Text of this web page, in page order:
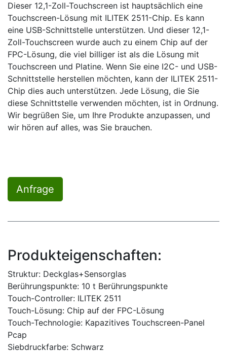
Dieser 12,1-Zoll-Touchscreen ist hauptsächlich eine
Touchscreen-Lösung mit ILITEK 2511-Chip. Es kann
eine USB-Schnittstelle unterstützen. Und dieser 12,1-
Zoll-Touchscreen wurde auch zu einem Chip auf der
FPC-Lösung, die viel billiger ist als die Lösung mit
Touchscreen und Platine. Wenn Sie eine I2C- und USB-
Schnittstelle herstellen möchten, kann der ILITEK 2511-
Chip dies auch unterstützen. Jede Lösung, die Sie
diese Schnittstelle verwenden möchten, ist in Ordnung.
Wir begrüßen Sie, um Ihre Produkte anzupassen, und
wir hören auf alles, was Sie brauchen.
Anfrage
Produkteigenschaften:
Struktur: Deckglas+Sensorglas
Berührungspunkte: 10 t Berührungspunkte
Touch-Controller: ILITEK 2511
Touch-Lösung: Chip auf der FPC-Lösung
Touch-Technologie: Kapazitives Touchscreen-Panel
Pcap
Siebdruckfarbe: Schwarz